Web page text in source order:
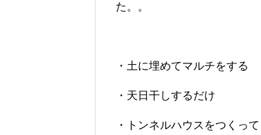
た。。
・土に埋めてマルチをする
・天日干しするだけ
・トンネルハウスをつくって